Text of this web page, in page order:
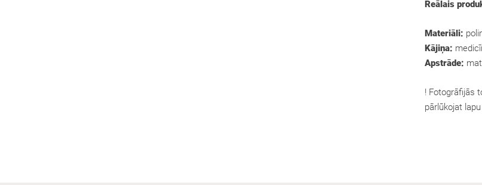
Reālais
Materiāli:
Kājiņa:
Apstrāde:
! Fotogrāfijās
pārlūkojat lapu